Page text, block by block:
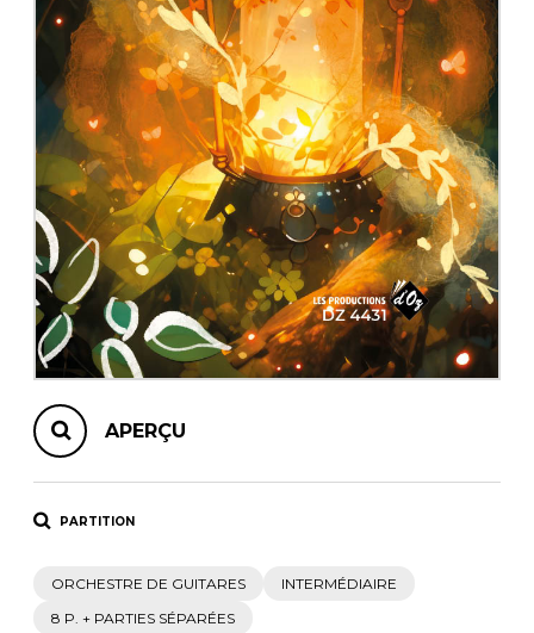
AUTRES PRODUITS
APERÇU
PARTITION
ORCHESTRE DE GUITARES
INTERMÉDIAIRE
8 P. + PARTIES SÉPARÉES